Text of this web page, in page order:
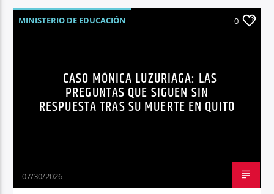
MINISTERIO DE EDUCACIÓN
VIOLENCIA DE GÉNERO
0
CASO MÓNICA LUZURIAGA: LAS
PREGUNTAS QUE SIGUEN SIN
RESPUESTA TRAS SU MUERTE EN QUITO
07/30/2026